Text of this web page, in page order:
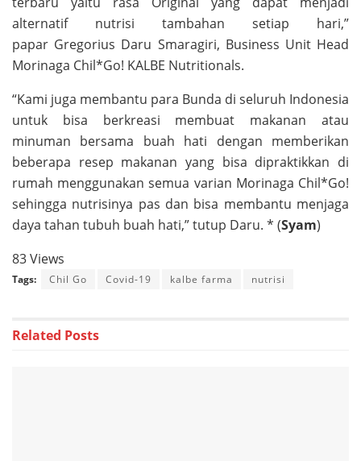
alternatif nutrisi tambahan setiap hari,”
papar Gregorius Daru Smaragiri, Business Unit Head
Morinaga Chil*Go! KALBE Nutritionals.
“Kami juga membantu para Bunda di seluruh Indonesia
untuk bisa berkreasi membuat makanan atau
minuman bersama buah hati dengan memberikan
beberapa resep makanan yang bisa dipraktikkan di
rumah menggunakan semua varian Morinaga Chil*Go!
sehingga nutrisinya pas dan bisa membantu menjaga
daya tahan tubuh buah hati,” tutup Daru. * (Syam)
83 Views
Tags: Chil Go Covid-19 kalbe farma nutrisi
Related Posts